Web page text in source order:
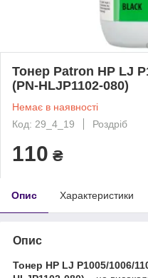
Тонер Patron HP LJ
(PN-HLJP1102-080)
Немає в наявності
Код: 29_4_19
Роздріб
110 ₴
Опис Характеристики
Опис
Тонер HP LJ P1005/1006/